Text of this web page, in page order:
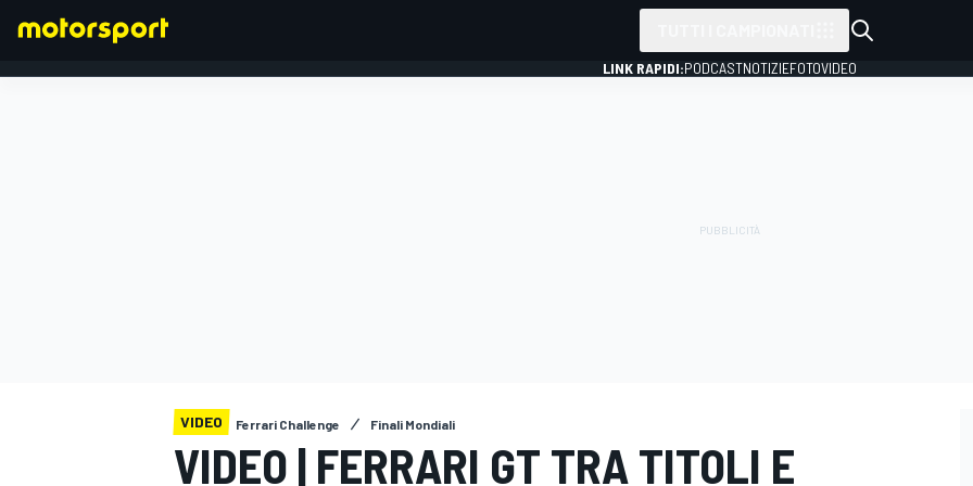
LINK RAPIDI:PODCASTNOTIZIEFOTOVIDEO
VIDEO Ferrari Challenge Finali Mondiali
VIDEO | FERRARI GT TRA TITOLI E